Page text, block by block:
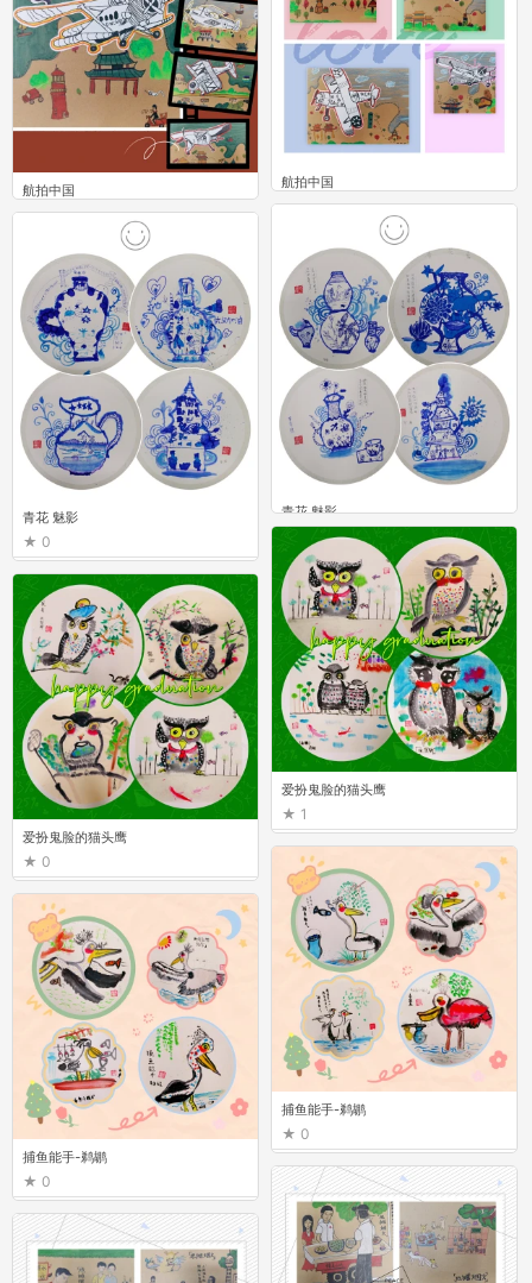
航拍中国
0
青花 魅影
爱扮鬼脸的猫头鹰
0
青花 魅影
0
爱扮鬼脸的猫头鹰
1
捕鱼能手-鹈鹕
0
捕鱼能手-鹈鹕
0
航拍中国
0